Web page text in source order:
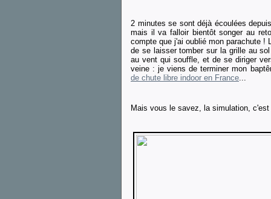
2 minutes se sont déjà écoulées
mais il va falloir bientôt songer au
compte que j'ai oublié mon parachute
de se laisser tomber sur la grille au
au vent qui souffle, et de se diriger
veine : je viens de terminer mon
de chute libre indoor en France
Mais vous le savez, la simulation,